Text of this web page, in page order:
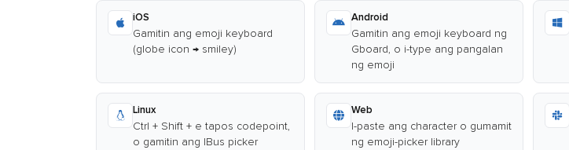
iOS
Gamitin ang emoji keyboard
(globe icon → smiley)
Android
Gamitin ang emoji keyboard ng
Gboard, o i-type ang pangalan
ng emoji
Linux
Ctrl + Shift + e tapos codepoint,
o gamitin ang IBus picker
Web
I-paste ang character o gumamit
ng emoji-picker library